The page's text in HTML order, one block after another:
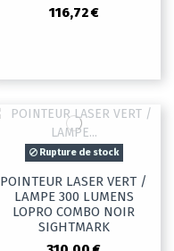
116,72 €
Rupture de stock
POINTEUR LASER VERT /
LAMPE 300 LUMENS
LOPRO COMBO NOIR
SIGHTMARK